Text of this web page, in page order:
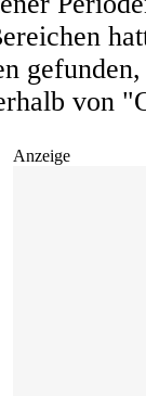
von
Anzeige